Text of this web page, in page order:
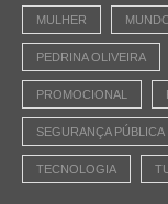
MULHER
PEDRINA OLIVEIRA
PROMOCIONAL
SEGURANÇA PÚBLICA
TECNOLOGIA